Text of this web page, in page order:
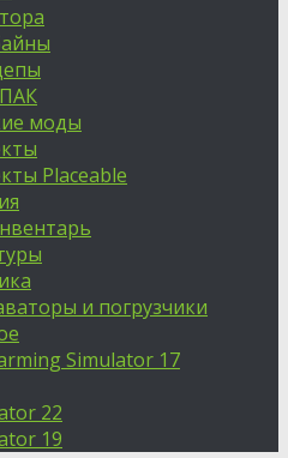
моды
Placeable
и погрузчики
Simulator 17
22
19